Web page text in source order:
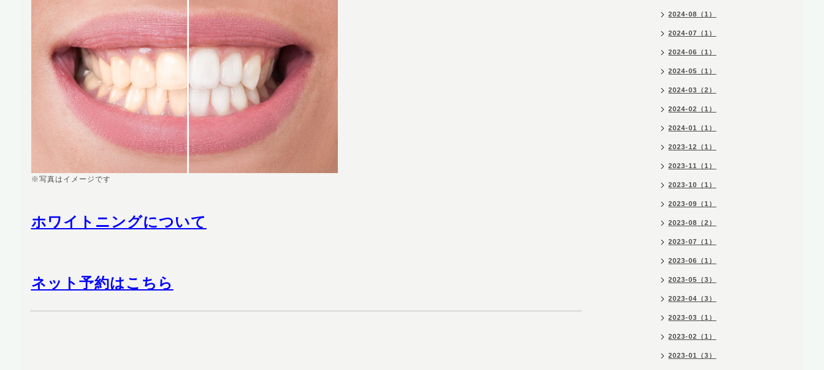
※写真はイメージです
ホワイトニングについて
ネット予約はこちら
2024-08（1）
2024-07（1）
2024-06（1）
2024-05（1）
2024-03（2）
2024-02（1）
2024-01（1）
2023-12（1）
2023-11（1）
2023-10（1）
2023-09（1）
2023-08（2）
2023-07（1）
2023-06（1）
2023-05（3）
2023-04（3）
2023-03（1）
2023-02（1）
2023-01（3）